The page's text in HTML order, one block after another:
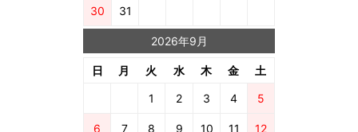
30 31
2026年9月
日 月 火 水 木 金 土
1 2 3 4 5
6 7 8 9 10 11 12